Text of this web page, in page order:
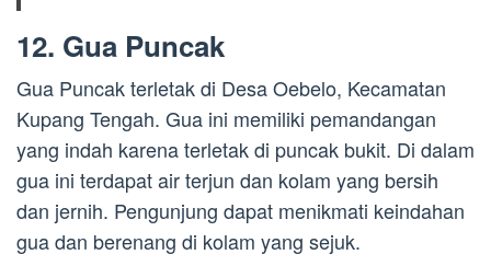
12. Gua Puncak
Gua Puncak terletak di Desa Oebelo, Kecamatan
Kupang Tengah. Gua ini memiliki pemandangan
yang indah karena terletak di puncak bukit. Di dalam
gua ini terdapat air terjun dan kolam yang bersih
dan jernih. Pengunjung dapat menikmati keindahan
gua dan berenang di kolam yang sejuk.